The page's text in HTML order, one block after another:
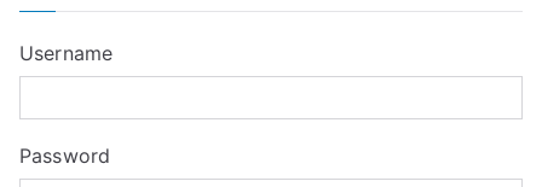
h
r
Username
Password